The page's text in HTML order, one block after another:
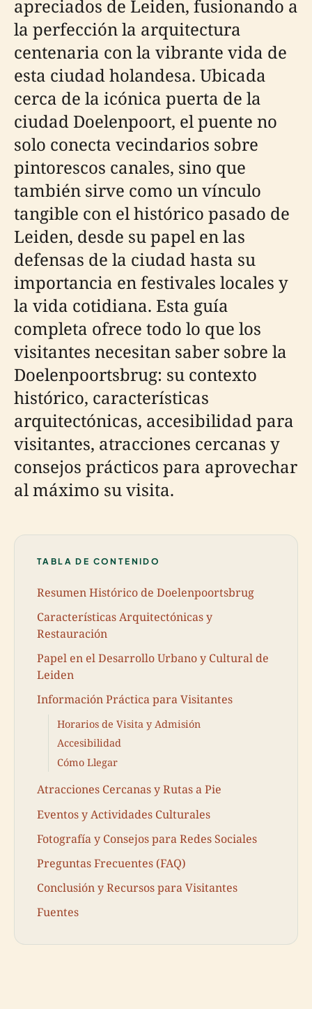
apreciados de Leiden, fusionando a
la perfección la arquitectura
centenaria con la vibrante vida de
esta ciudad holandesa. Ubicada
cerca de la icónica puerta de la
ciudad Doelenpoort, el puente no
solo conecta vecindarios sobre
pintorescos canales, sino que
también sirve como un vínculo
tangible con el histórico pasado de
Leiden, desde su papel en las
defensas de la ciudad hasta su
importancia en festivales locales y
la vida cotidiana. Esta guía
completa ofrece todo lo que los
visitantes necesitan saber sobre la
Doelenpoortsbrug: su contexto
histórico, características
arquitectónicas, accesibilidad para
visitantes, atracciones cercanas y
consejos prácticos para aprovechar
al máximo su visita.
TABLA DE CONTENIDO
Resumen Histórico de Doelenpoortsbrug
Características Arquitectónicas y
Restauración
Papel en el Desarrollo Urbano y Cultural de
Leiden
Información Práctica para Visitantes
Horarios de Visita y Admisión
Accesibilidad
Cómo Llegar
Atracciones Cercanas y Rutas a Pie
Eventos y Actividades Culturales
Fotografía y Consejos para Redes Sociales
Preguntas Frecuentes (FAQ)
Conclusión y Recursos para Visitantes
Fuentes